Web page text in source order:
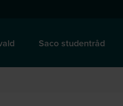
Saco studentråd